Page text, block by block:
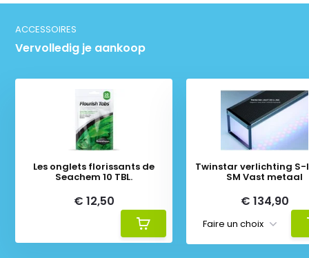
ACCESSOIRES
Vervolledig je aankoop
Les onglets florissants de
Seachem 10 TBL.
€ 12,50
Twinstar verlichting S-
SM Vast metaal
€ 134,90